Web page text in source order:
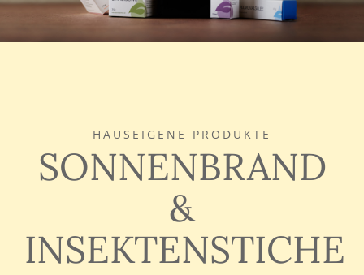
HAUSEIGENE PRODUKTE
SONNENBRAND
&
INSEKTENSTICHE